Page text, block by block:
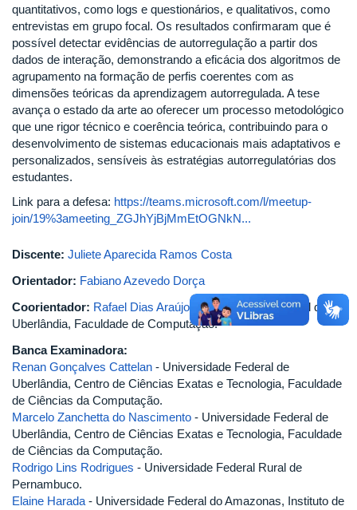
quantitativos, como logs e questionários, e qualitativos, como
entrevistas em grupo focal. Os resultados confirmaram que é
possível detectar evidências de autorregulação a partir dos
dados de interação, demonstrando a eficácia dos algoritmos de
agrupamento na formação de perfis coerentes com as
dimensões teóricas da aprendizagem autorregulada. A tese
avança o estado da arte ao oferecer um processo metodológico
que une rigor técnico e coerência teórica, contribuindo para o
desenvolvimento de sistemas educacionais mais adaptativos e
personalizados, sensíveis às estratégias autorregulatórias dos
estudantes.
Link para a defesa: https://teams.microsoft.com/l/meetup-
join/19%3ameeting_ZGJhYjBjMmEtOGNkN...
Discente: Juliete Aparecida Ramos Costa
Orientador: Fabiano Azevedo Dorça
Coorientador: Rafael Dias Araújo - Universidade Federal de
Uberlândia, Faculdade de Computação.
Banca Examinadora:
Renan Gonçalves Cattelan - Universidade Federal de
Uberlândia, Centro de Ciências Exatas e Tecnologia, Faculdade
de Ciências da Computação.
Marcelo Zanchetta do Nascimento - Universidade Federal de
Uberlândia, Centro de Ciências Exatas e Tecnologia, Faculdade
de Ciências da Computação.
Rodrigo Lins Rodrigues - Universidade Federal Rural de
Pernambuco.
Elaine Harada - Universidade Federal do Amazonas, Instituto de